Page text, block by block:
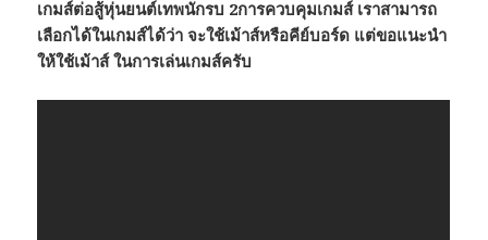
เกมส์ต่อสู้หุ่นยนต์เทพนักรบ 2การควบคุมเกมส์ เราสามารถ
เลือกได้ในเกมส์ได้ว่า จะใช้เม้าส์หรือคีย์บอร์ด แต่ขอแนะนำ
ให้ใช้เม้าส์ ในการเล่นเกมส์ครับ